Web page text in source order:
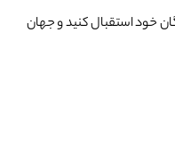
خود استقبال کنیدو جهان